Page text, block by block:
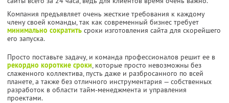
Компания предъявляет очень жесткие требования к каждому
члену своей команды, так как современный бизнес требует
минимально сократить сроки изготовления сайта для скорейшего
его запуска.
Просто поставьте задачу, и команда профессионалов решит ее в
рекордно короткие сроки, которые просто невозможны без
слаженного коллектива, пусть даже и разбросанного по всей
планете, а также без отличного инструментария — собственных
разработок в области тайм-менеджмента и управления
проектами.